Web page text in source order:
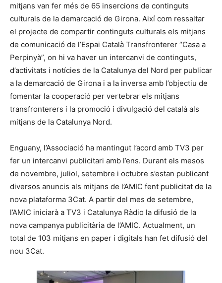
mitjans van fer més de 65 insercions de continguts
culturals de la demarcació de Girona. Així com ressaltar
el projecte de compartir continguts culturals els mitjans
de comunicació de l’Espai Català Transfronterer “Casa a
Perpinyà”, on hi va haver un intercanvi de continguts,
d’activitats i notícies de la Catalunya del Nord per publicar
a la demarcació de Girona i a la inversa amb l’objectiu de
fomentar la cooperació per vertebrar els mitjans
transfronterers i la promoció i divulgació del català als
mitjans de la Catalunya Nord.
Enguany, l’Associació ha mantingut l’acord amb TV3 per
fer un intercanvi publicitari amb l’ens. Durant els mesos
de novembre, juliol, setembre i octubre s’estan publicant
diversos anuncis als mitjans de l’AMIC fent publicitat de la
nova plataforma 3Cat. A partir del mes de setembre,
l’AMIC iniciarà a TV3 i Catalunya Ràdio la difusió de la
nova campanya publicitària de l’AMIC. Actualment, un
total de 103 mitjans en paper i digitals han fet difusió del
nou 3Cat.